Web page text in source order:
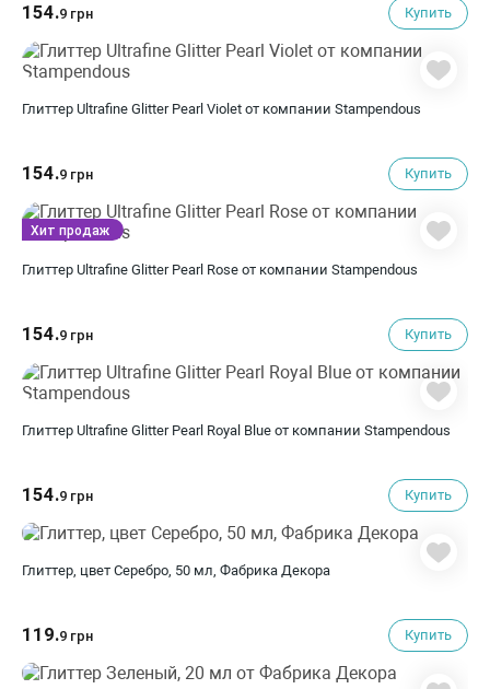
154.9 грн Купить
Глиттер Ultrafine Glitter Pearl Violet от компании Stampendous
154.9 грн Купить
Глиттер Ultrafine Glitter Pearl Rose от компании Stampendous
154.9 грн Купить
Хит продаж
Глиттер Ultrafine Glitter Pearl Royal Blue от компании Stampendous
154.9 грн Купить
Глиттер, цвет Серебро, 50 мл, Фабрика Декора
119.9 грн Купить